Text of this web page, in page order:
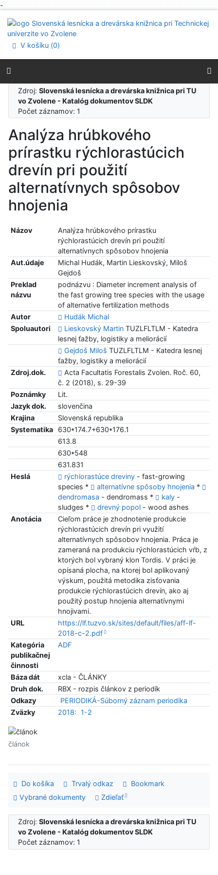
-
Prejsť na menu
Prehlásenie o webovej prístupnosti
V košíku (0)
Zdroj:Slovenská lesnícka a drevárska knižnica pri TU
vo Zvolene - Katalóg dokumentov SLDK
Počet záznamov: 1
Analýza hrúbkového
prírastku rýchlorastúcich
drevín pri použití
alternatívnych spôsobov
hnojenia
Názov
Analýza hrúbkového prírastku
rýchlorastúcich drevín pri použití
alternatívnych spôsobov hnojenia
Aut.údaje
Michal Hudák, Martin Lieskovský, Miloš
Gejdoš
Preklad
názvu
podnázvu : Diameter increment analysis of
the fast growing tree species with the usage
of alternative fertilization methods
Autor
Hudák Michal
Spoluautori
Lieskovský MartinTUZLFLTLM - Katedra
lesnej ťažby, logistiky a meliorácií
Gejdoš Miloš TUZLFLTLM - Katedra lesnej
ťažby, logistiky a meliorácií
Zdroj.dok.
Acta Facultatis Forestalis Zvolen. Roč. 60,
č. 2 (2018), s. 29-39
Poznámky
Lit.
Jazyk dok.
slovenčina
Krajina
Slovenská republika
Systematika
630*174.7+630*176.1
613.8
630*548
631.831
Heslá
rýchlorastúce dreviny- fast-growing
species *
alternatívne spôsoby hnojenia *
dendromasa - dendromass * kaly-
sludges *
drevný popol- wood ashes
Anotácia
Cieľom práce je zhodnotenie produkcie
rýchlorastúcich drevín pri využití
alternatívnych spôsobov hnojenia. Práca je
zameraná na produkciu rýchlorastúcich vŕb, z
ktorých bol vybraný klon Tordis. V práci je
opísaná plocha, na ktorej bol aplikovaný
výskum, použitá metodika zisťovania
produkcie rýchlorastúcich drevín, ako aj
použitý postup hnojenia alternatívnymi
hnojivami.
URL
https://lf.tuzvo.sk/sites/default/files/aff-lf-
2018-c-2.pdf
Kategória
publikačnej
činnosti
ADF
Báza dát
xcla - ČLÁNKY
Druh dok.
RBX - rozpis článkov z periodík
Odkazy
PERIODIKÁ-Súborný záznam periodika
Zväzky
2018: 1-2
článok
Do košíka Trvalý odkaz
Bookmark
Vybrané dokumenty
Zdieľať
Zdroj:Slovenská lesnícka a drevárska knižnica pri TU
vo Zvolene - Katalóg dokumentov SLDK
Počet záznamov: 1